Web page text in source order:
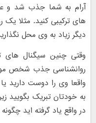
آرام به شما جذب شد و
های ترکیبی کنید. مثلا یک
دیگر زیاد به وی محل
وقتی چنین سیگنال های
روانشناسی جذب شخص
واقعا وی را دوست دارید
به خودتان تبریک بگویید
در واقع یاد گرفته اید